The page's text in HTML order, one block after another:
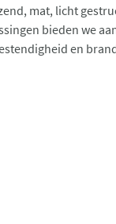
mat, licht
bieden we
en